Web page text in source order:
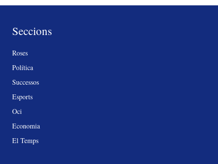
Seccions
Roses
Política
Successos
Esports
Oci
Economia
El Temps